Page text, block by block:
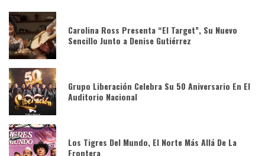
Carolina Ross Presenta “El Target”, Su Nuevo
Sencillo Junto a Denise Gutiérrez
Grupo Liberación Celebra Su 50 Aniversario En El
Auditorio Nacional
Los Tigres Del Mundo, El Norte Más Allá De La
Frontera